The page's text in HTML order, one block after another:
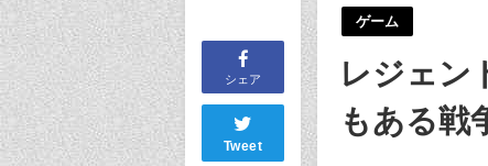
シェア
Tweet
ゲーム
レジェン
もある戦